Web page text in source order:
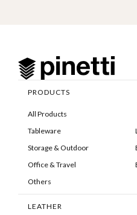
PRODUCTS
All Products
Tableware
Storage & Outdoor
Office & Travel
Others
LEATHER